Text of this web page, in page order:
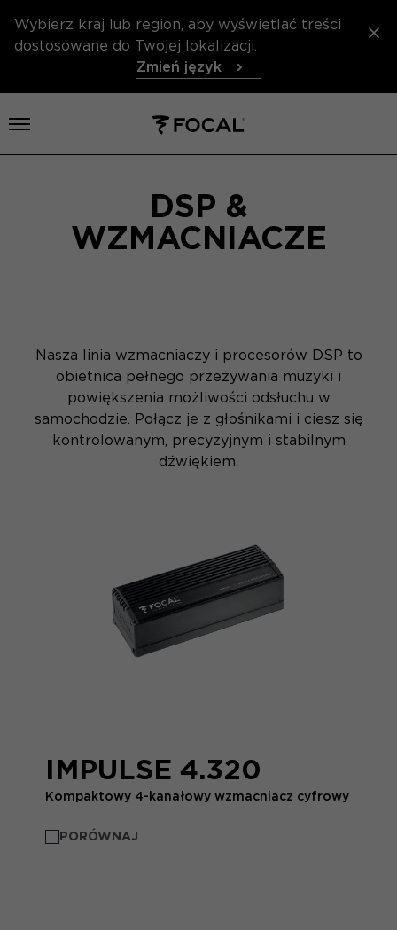
Wybierz kraj lub region, aby wyświetlać treści
dostosowane do Twojej lokalizacji.
Zmień język
Otwórz menu
DSP &
WZMACNIACZE
Nasza linia wzmacniaczy i procesorów DSP to
obietnica pełnego przeżywania muzyki i
powiększenia możliwości odsłuchu w
samochodzie. Połącz je z głośnikami i ciesz się
kontrolowanym, precyzyjnym i stabilnym
dźwiękiem.
IMPULSE 4.320
Kompaktowy 4-kanałowy wzmacniacz cyfrowy
PORÓWNAJ